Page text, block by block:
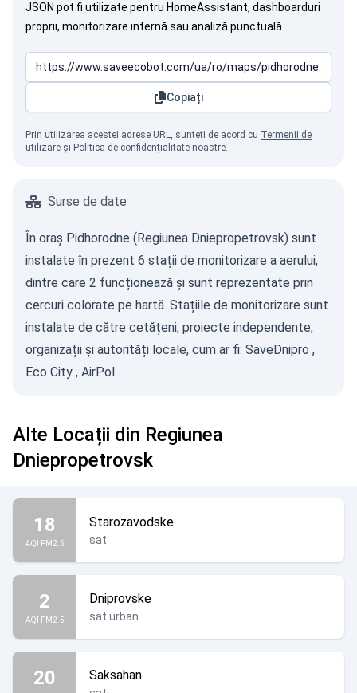
JSON pot fi utilizate pentru HomeAssistant, dashboarduri
proprii, monitorizare internă sau analiză punctuală.
Copiați
Prin utilizarea acestei adrese URL, sunteți de acord cu Termenii de
utilizare și Politica de confidențialitate noastre.
Surse de date
În oraș Pidhorodne (Regiunea Dniepropetrovsk) sunt
instalate în prezent 6 stații de monitorizare a aerului,
dintre care 2 funcționează și sunt reprezentate prin
cercuri colorate pe hartă. Stațiile de monitorizare sunt
instalate de către cetățeni, proiecte independente,
organizații și autorități locale, cum ar fi: SaveDnipro ,
Eco City , AirPol .
Alte Locații din Regiunea
Dniepropetrovsk
18
AQI PM2.5
Starozavodske
sat
2
AQI PM2.5
Dniprovske
sat urban
20 Saksahan